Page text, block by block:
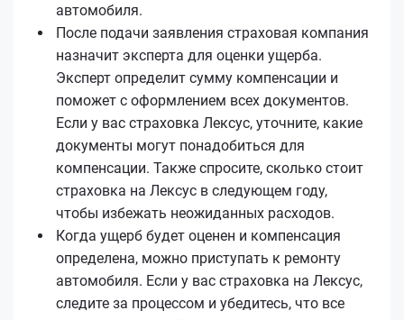
автомобиля.
После подачи заявления страховая компания
назначит эксперта для оценки ущерба.
Эксперт определит сумму компенсации и
поможет с оформлением всех документов.
Если у вас страховка Лексус, уточните, какие
документы могут понадобиться для
компенсации. Также спросите, сколько стоит
страховка на Лексус в следующем году,
чтобы избежать неожиданных расходов.
Когда ущерб будет оценен и компенсация
определена, можно приступать к ремонту
автомобиля. Если у вас страховка на Лексус,
следите за процессом и убедитесь, что все